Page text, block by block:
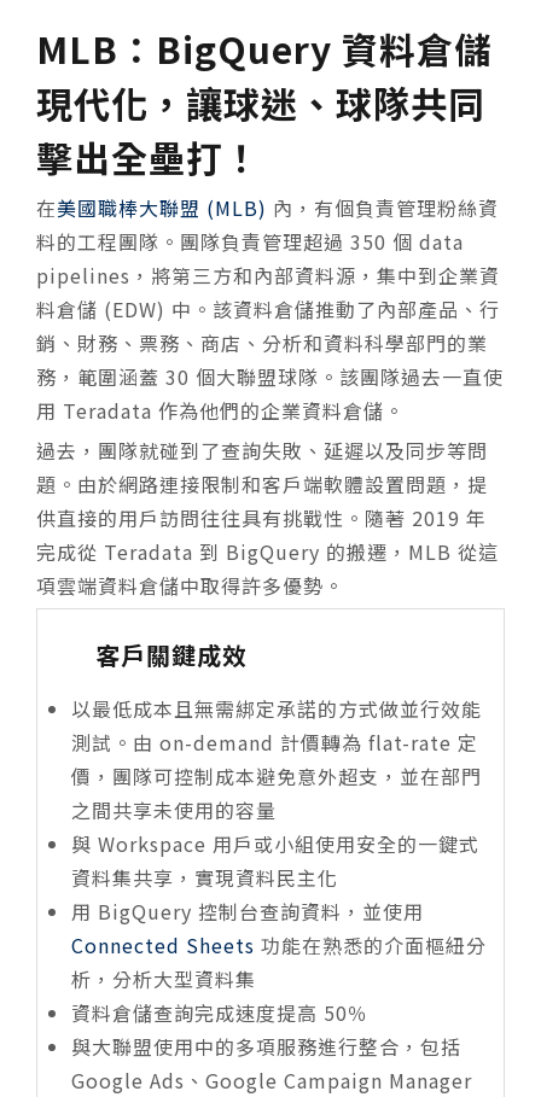
MLB：BigQuery 資料倉儲
現代化，讓球迷、球隊共同
擊出全壘打！
在美國職棒大聯盟 (MLB) 內，有個負責管理粉絲資
料的工程團隊。團隊負責管理超過 350 個 data
pipelines，將第三方和內部資料源，集中到企業資
料倉儲 (EDW) 中。該資料倉儲推動了內部產品、行
銷、財務、票務、商店、分析和資料科學部門的業
務，範圍涵蓋 30 個大聯盟球隊。該團隊過去一直使
用 Teradata 作為他們的企業資料倉儲。
過去，團隊就碰到了查詢失敗、延遲以及同步等問
題。由於網路連接限制和客戶端軟體設置問題，提
供直接的用戶訪問往往具有挑戰性。隨著 2019 年
完成從 Teradata 到 BigQuery 的搬遷，MLB 從這
項雲端資料倉儲中取得許多優勢。
客戶關鍵成效
以最低成本且無需綁定承諾的方式做並行效能
測試。由 on-demand 計價轉為 flat-rate 定
價，團隊可控制成本避免意外超支，並在部門
之間共享未使用的容量
與 Workspace 用戶或小組使用安全的一鍵式
資料集共享，實現資料民主化
用 BigQuery 控制台查詢資料，並使用
Connected Sheets 功能在熟悉的介面樞紐分
析，分析大型資料集
資料倉儲查詢完成速度提高 50％
與大聯盟使用中的多項服務進行整合，包括
Google Ads、Google Campaign Manager